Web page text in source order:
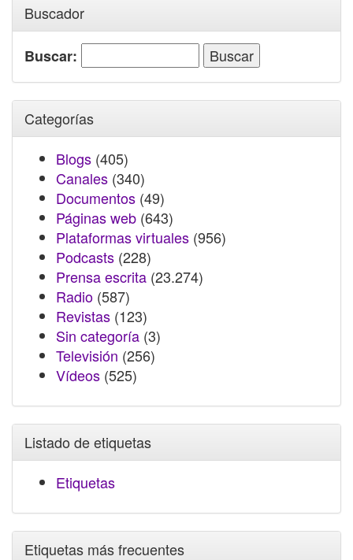
Buscador
Buscar:
Categorías
Blogs (405)
Canales (340)
Documentos (49)
Páginas web (643)
Plataformas virtuales (956)
Podcasts (228)
Prensa escrita (23.274)
Radio (587)
Revistas (123)
Sin categoría (3)
Televisión (256)
Vídeos (525)
Listado de etiquetas
Etiquetas
Etiquetas más frecuentes